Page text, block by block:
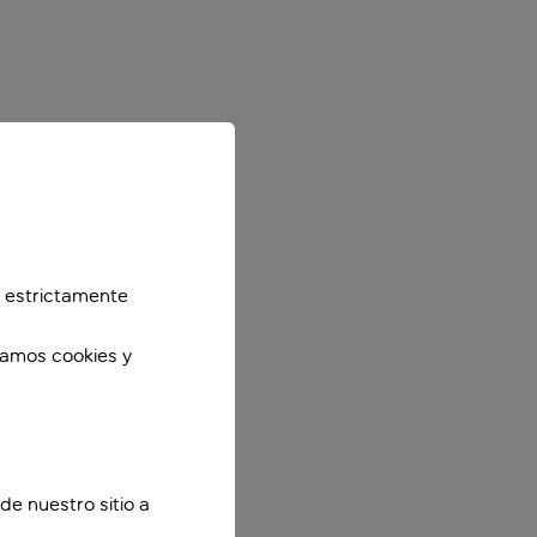
estrictamente
cookies y
nuestro sitio a